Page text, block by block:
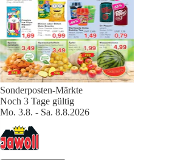
Sonderposten-Märkte
Noch 3 Tage gültig
Mo. 3.8. - Sa. 8.8.2026